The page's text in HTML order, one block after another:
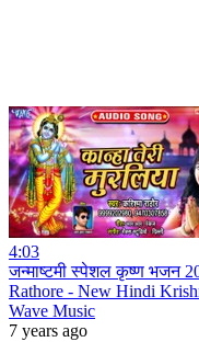
4:03
जन्माष्टमी स्पेशल कृष्ण भजन
Rathore - New Hindi
Wave Music
7 years ago